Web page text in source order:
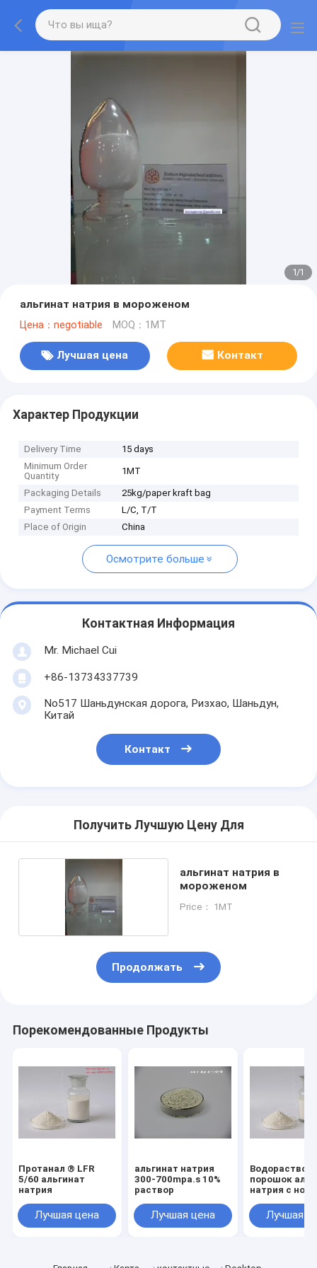
1/1
альгинат натрия в мороженом
Цена：negotiable MOQ：1MT
Лучшая цена Контакт
Характер Продукции
Delivery Time
15 days
Minimum Order
Quantity
1MT
Packaging Details
25kg/paper kraft bag
Payment Terms
L/C, T/T
Place of Origin
China
Осмотрите больше
Контактная Информация
Mr. Michael Cui
+86-13734337739
No517 Шаньдунская дорога, Ризхао, Шаньдун,
Китай
Контакт
Получить Лучшую Цену Для
альгинат натрия в
мороженом
Price： 1MT
Продолжать
Порекомендованные Продукты
Протанал ® LFR
5/60 альгинат
натрия
Лучшая цена
альгинат натрия
300-700mpa.s 10%
раствор
Лучшая цена
порошок
натрия с
Лучшая